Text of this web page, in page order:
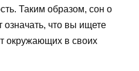
Таким образом, сон о
что вы ищете
окружающих в своих